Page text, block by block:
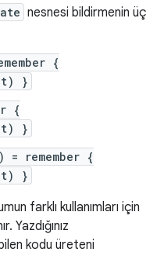
nesnesi bildirmenin üç
{
}
{
}
remember {
}
farklı kullanımları için
Yazdığınız
kodu üreteni